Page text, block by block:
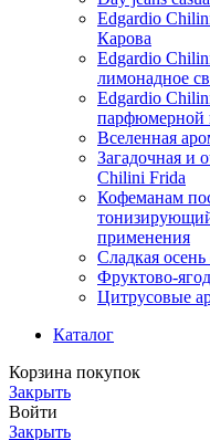
Edgardio
Карова
Edgardio
лимонадное
Edgardio
парфюмерной
Вселенная
Загадочная и
Chilini Frida
Кофеманам
применения
Сладкая
Фруктово-
​Цитрусовые
Каталог
Корзина покупок
Закрыть
Войти
Закрыть